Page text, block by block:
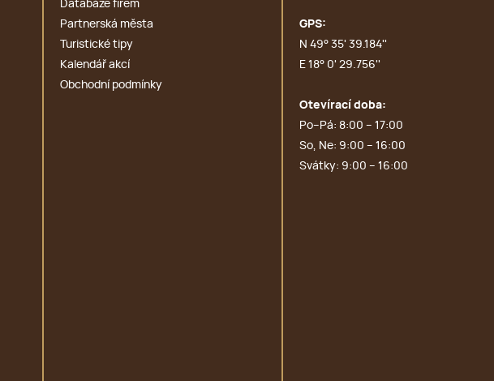
Databáze firem
Partnerská města
Turistické tipy
Kalendář akcí
Obchodní podmínky
GPS:
N 49° 35' 39.184''
E 18° 0' 29.756''
Otevírací doba:
Po–Pá: 8:00 – 17:00
So, Ne: 9:00 – 16:00
Svátky: 9:00 – 16:00